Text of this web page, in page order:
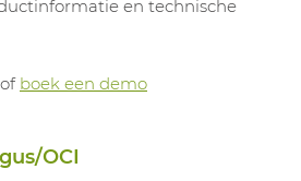
en technische
of boek een demo
OCI